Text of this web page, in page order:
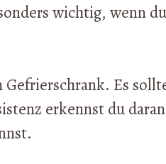
wichtig, wenn du
Gefrierschrank. Es
erkennst du